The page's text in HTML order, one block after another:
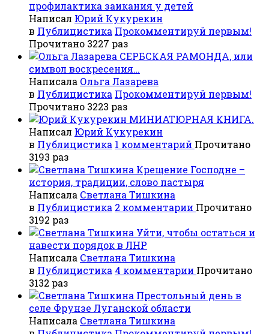
профилактика заикания у детей
Написал Юрий Кукурекин
в Публицистика Прокомментируй первым!
Прочитано 3227 раз
СЕРБСКАЯ РАМОНДА, или
символ воскресения…
Написала Ольга Лазарева
в Публицистика Прокомментируй первым!
Прочитано 3223 раз
МИНИАТЮРНАЯ КНИГА.
Написал Юрий Кукурекин
в Публицистика 1 комментарий Прочитано
3193 раз
Крещение Господне –
история, традиции, слово пастыря
Написала Светлана Тишкина
в Публицистика 2 комментарии Прочитано
3192 раз
Уйти, чтобы остаться и
навести порядок в ЛНР
Написала Светлана Тишкина
в Публицистика 4 комментарии Прочитано
3132 раз
Престольный день в
селе Фрунзе Луганской области
Написала Светлана Тишкина